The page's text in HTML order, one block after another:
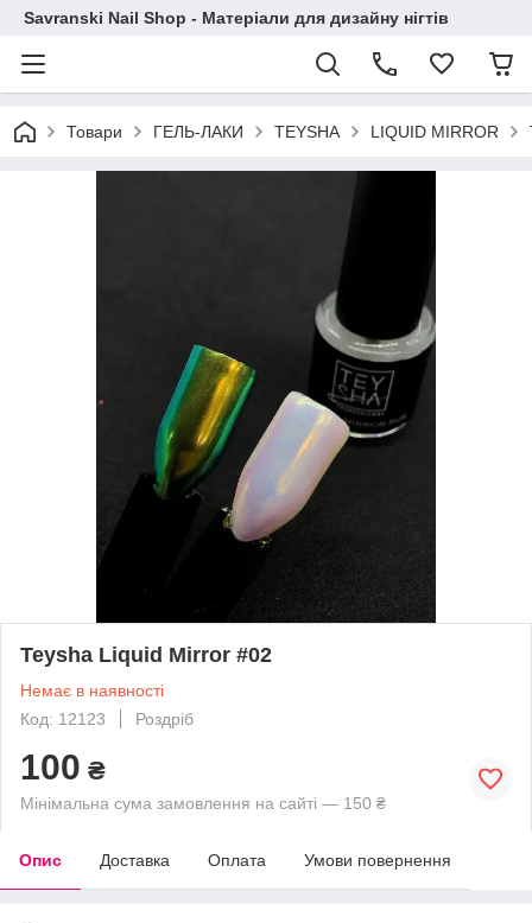
Savranski Nail Shop - Матеріали для дизайну нігтів
Товари ГЕЛЬ-ЛАКИ TEYSHA LIQUID MIRROR
Teysha Liquid Mirror #02
Немає в наявності
Код: 12123
Роздріб
100 ₴
Мінімальна сума замовлення на сайті — 150 ₴
Опис Доставка Оплата Умови повернення